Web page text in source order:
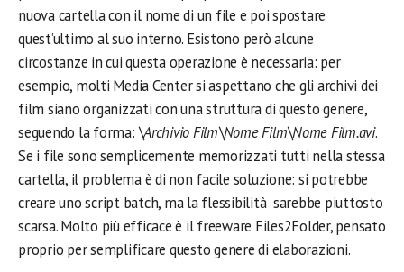
nuova cartella con il nome di un file e poi spostare
quest’ultimo al suo interno. Esistono però alcune
circostanze in cui questa operazione è necessaria: per
esempio, molti Media Center si aspettano che gli archivi dei
film siano organizzati con una struttura di questo genere,
seguendo la forma:\Archivio Film\Nome Film\Nome Film.avi.
Se i file sono semplicemente memorizzati tutti nella stessa
cartella, il problema è di non facile soluzione: si potrebbe
creare uno script batch, ma la flessibilità sarebbe piuttosto
scarsa. Molto più efficace è il freeware Files2Folder, pensato
proprio per semplificare questo genere di elaborazioni.